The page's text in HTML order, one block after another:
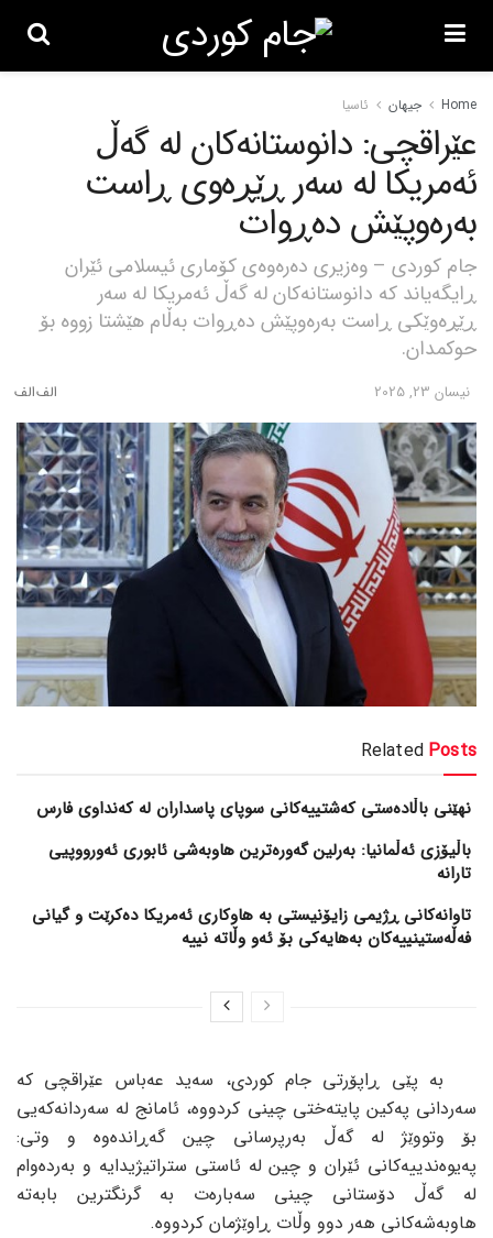
Home جیهان ئاسیا
عێراقچی: دانوستانەکان لە گەڵ
ئەمریکا لە سەر ڕێڕەوی ڕاست
بەرەوپێش دەڕوات
جام کوردی – وەزیری دەرەوەی کۆماری ئیسلامی ئێران
ڕایگەیاند کە دانوستانەکان لە گەڵ ئەمریکا لە سەر
ڕێڕەوێکی ڕاست بەرەوپێش دەڕوات بەڵام هێشتا زووە بۆ
حوکمدان.
نیسان 23, 2025
Related Posts
نهێنی باڵادەستی کەشتییەکانی سوپای پاسداران لە کەنداوی فارس
باڵیۆزی ئەڵمانیا: بەرلین گەورەترین هاوبەشی ئابوری ئەورووپیی
تارانە
تاوانەکانی ڕژیمی زایۆنیستی بە هاوکاری ئەمریکا دەکرێت و گیانی
فەڵەستینییەکان بەهایەکی بۆ ئەو وڵاتە نییە
بە پێی ڕاپۆرتی جام کوردی، سەید عەباس عێراقچی کە
سەردانی پەکین پایتەختی چینی کردووە، ئامانج لە سەردانەکەیی
بۆ وتووێژ لە گەڵ بەرپرسانی چین گەڕاندەوە و وتی:
پەیوەندییەکانی ئێران و چین لە ئاستی ستراتیژیدایە و بەردەوام
لە گەڵ دۆستانی چینی سەبارەت بە گرنگترین بابەتە
هاوبەشەکانی هەر دوو وڵات ڕاوێژمان کردووە.